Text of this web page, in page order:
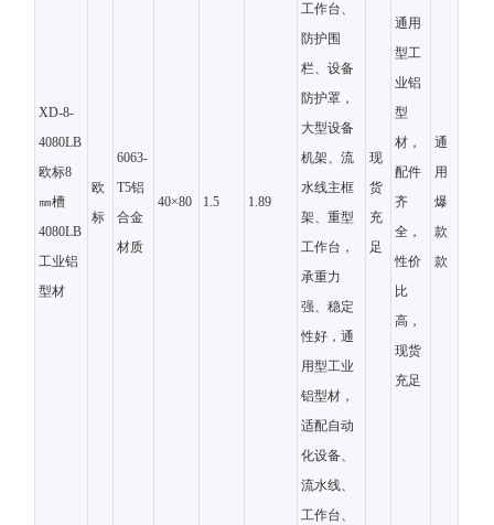
XD-8-
4080LB
欧标8
㎜槽
4080LB
工业铝
型材
欧
标
6063-
T5铝
合金
材质
40×80 1.5 1.89
工作台、
防护围
栏、设备
防护罩，
大型设备
机架、流
水线主框
架、重型
工作台，
承重力
强、稳定
性好，通
用型工业
铝型材，
适配自动
化设备、
流水线、
工作台、
现
货
充
足
通用
型工
业铝
型
材，
配件
齐
全，
性价
比
高，
现货
充足
通
用
爆
款
款